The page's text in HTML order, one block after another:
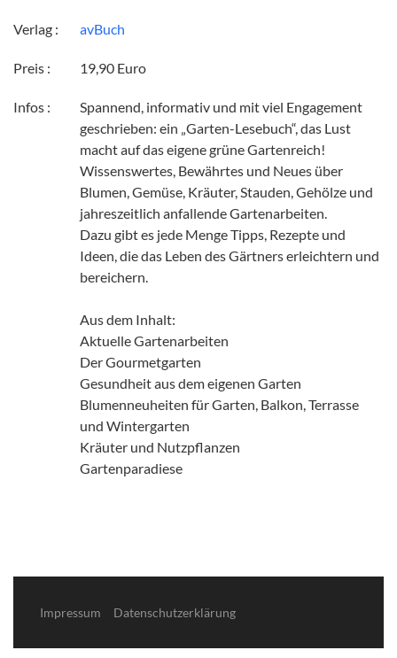
Verlag : avBuch
Preis : 19,90 Euro
Infos :
Spannend, informativ und mit viel Engagement
geschrieben: ein „Garten-Lesebuch“, das Lust
macht auf das eigene grüne Gartenreich!
Wissenswertes, Bewährtes und Neues über
Blumen, Gemüse, Kräuter, Stauden, Gehölze und
jahreszeitlich anfallende Gartenarbeiten.
Dazu gibt es jede Menge Tipps, Rezepte und
Ideen, die das Leben des Gärtners erleichtern und
bereichern.
Aus dem Inhalt:
Aktuelle Gartenarbeiten
Der Gourmetgarten
Gesundheit aus dem eigenen Garten
Blumenneuheiten für Garten, Balkon, Terrasse
und Wintergarten
Kräuter und Nutzpflanzen
Gartenparadiese
Impressum Datenschutzerklärung